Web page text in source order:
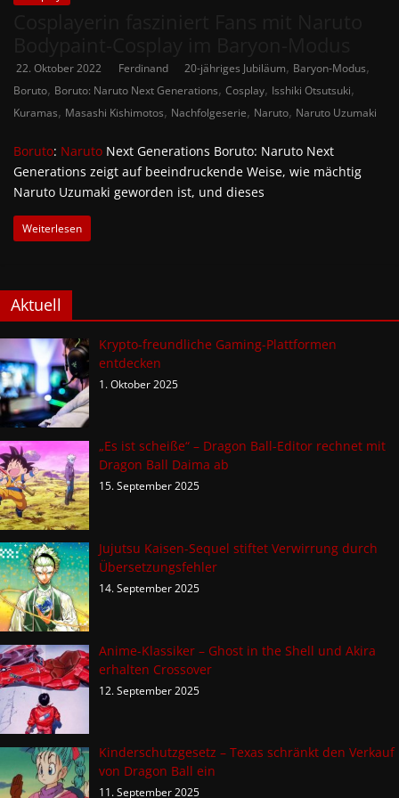
22. Oktober 2022 Ferdinand 20-jähriges Jubiläum, Baryon-Modus,
Boruto, Boruto: Naruto Next Generations, Cosplay, Isshiki Otsutsuki,
Kuramas, Masashi Kishimotos, Nachfolgeserie, Naruto, Naruto Uzumaki
Boruto: Naruto Next Generations Boruto: Naruto Next
Generations zeigt auf beeindruckende Weise, wie mächtig
Naruto Uzumaki geworden ist, und dieses
Weiterlesen
Aktuell
Krypto-freundliche Gaming-Plattformen
entdecken
1. Oktober 2025
„Es ist scheiße“ – Dragon Ball-Editor rechnet mit
Dragon Ball Daima ab
15. September 2025
Jujutsu Kaisen-Sequel stiftet Verwirrung durch
Übersetzungsfehler
14. September 2025
Anime-Klassiker – Ghost in the Shell und Akira
erhalten Crossover
12. September 2025
Kinderschutzgesetz – Texas schränkt den Verkauf
von Dragon Ball ein
11. September 2025